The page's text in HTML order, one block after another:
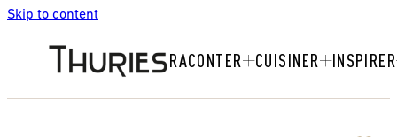
Skip to content
RACONTER CUISINER INSPIRER